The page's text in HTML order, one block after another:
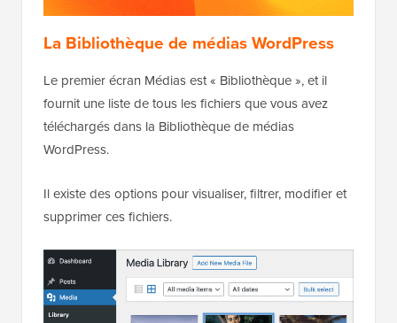
La Bibliothèque de médias WordPress
Le premier écran Médias est « Bibliothèque », et il
fournit une liste de tous les fichiers que vous avez
téléchargés dans la Bibliothèque de médias
WordPress.
Il existe des options pour visualiser, filtrer, modifier et
supprimer ces fichiers.